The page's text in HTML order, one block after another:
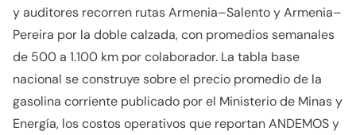
y auditores recorren rutas Armenia–Salento y Armenia–
Pereira por la doble calzada, con promedios semanales
de 500 a 1.100 km por colaborador. La tabla base
nacional se construye sobre el precio promedio de la
gasolina corriente publicado por el Ministerio de Minas y
Energía, los costos operativos que reportan ANDEMOS y